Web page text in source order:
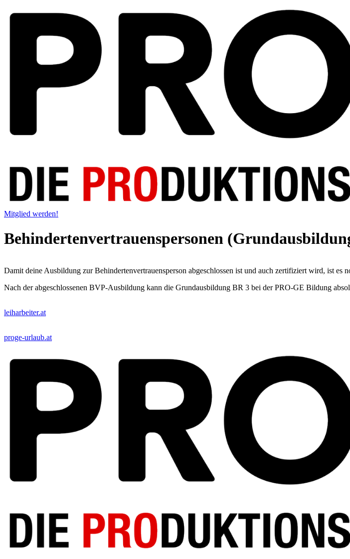
Mitglied werden!
Behindertenvertrauenspersonen
Damit deine Ausbildung zur Behindertenvertrauensperson abgeschlossen ist und auch zertifiziert wird, ist
Nach der abgeschlossenen BVP-Ausbildung kann die Grundausbildung BR 3 bei der PRO-GE Bildung
leiharbeiter.at
proge-urlaub.at